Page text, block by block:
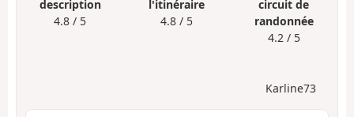
description
4.8 / 5
l'itinéraire
4.8 / 5
circuit de
randonnée
4.2 / 5
Karline73